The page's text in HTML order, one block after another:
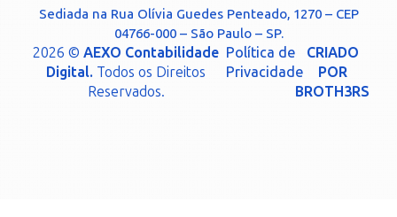
Sediada na Rua Olívia Guedes Penteado, 1270 – CEP
04766-000 – São Paulo – SP.
2026 ©AEXO Contabilidade
Digital. Todos os Direitos
Reservados.
Política de
Privacidade
CRIADO
POR
BROTH3RS